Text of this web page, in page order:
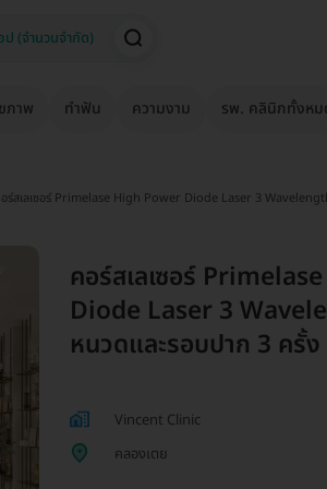
ภาพ ทำฟัน ความงาม รพ. คลินิกทั้งหม
ร์สเลเซอร์ Primelase High Power Diode Laser 3
คอร์สเลเซอร์
Diode Laser 3
หนวดและรอบปาก 3 ครั้ง
Vincent Clinic
คลองเตย